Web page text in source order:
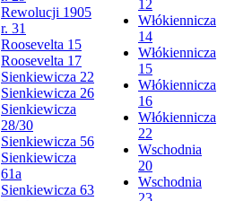
Rewolucji 1905
r. 31
Roosevelta 15
Roosevelta 17
Sienkiewicza 22
Sienkiewicza 26
Sienkiewicza
28/30
Sienkiewicza 56
Sienkiewicza
61a
Sienkiewicza 63
12
Włókiennicza
14
Włókiennicza
15
Włókiennicza
16
Włókiennicza
22
Wschodnia
20
Wschodnia